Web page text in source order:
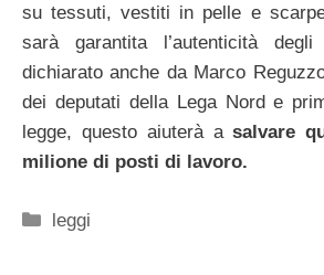
su tessuti, vestiti in pelle e
sarà garantita l’autenticità
dichiarato anche da Marco
dei deputati della Lega Nord e
legge, questo aiuterà asalvare
milione di posti di lavoro.
Categorie
leggi